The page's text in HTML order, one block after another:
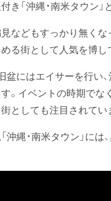
「沖縄・南米タウン
などもすっかり無く
る街として人気を博し
盆にはエイサーを行い
。イベントの時期でな
としても注目されてい
縄・南米タウン」に